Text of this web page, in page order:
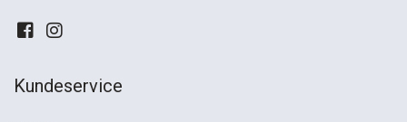
Kundeservice